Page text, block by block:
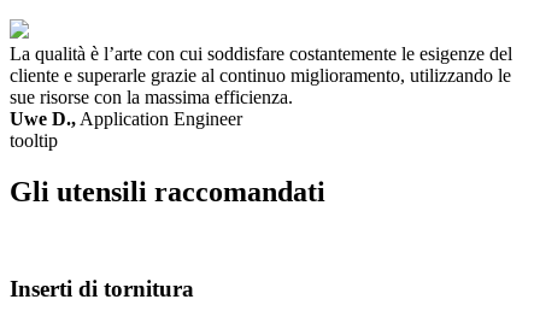
La qualità è l’arte con cui soddisfare costantemente le esigenze del
cliente e superarle grazie al continuo miglioramento, utilizzando le
sue risorse con la massima efficienza.
Uwe D., Application Engineer
tooltip
Gli utensili raccomandati
Inserti di tornitura